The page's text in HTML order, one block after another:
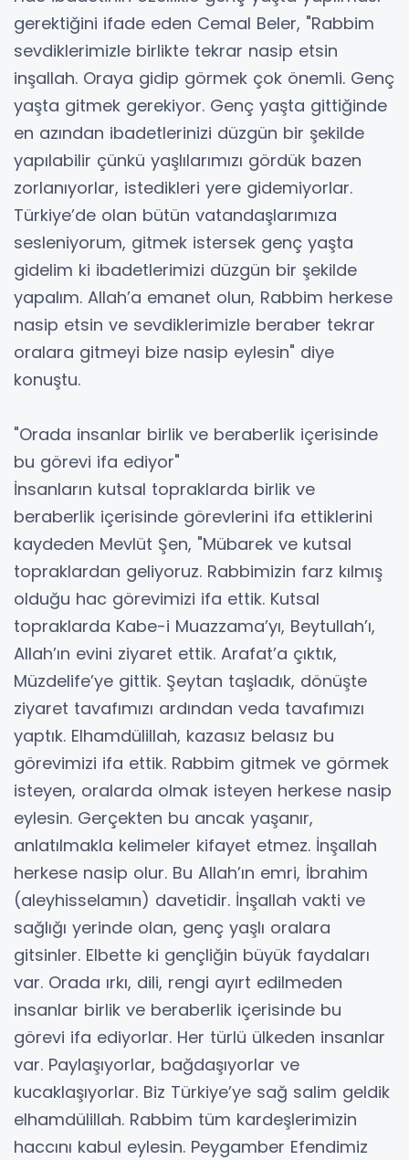
gerektiğini ifade eden Cemal Beler, "Rabbim
sevdiklerimizle birlikte tekrar nasip etsin
inşallah. Oraya gidip görmek çok önemli. Genç
yaşta gitmek gerekiyor. Genç yaşta gittiğinde
en azından ibadetlerinizi düzgün bir şekilde
yapılabilir çünkü yaşlılarımızı gördük bazen
zorlanıyorlar, istedikleri yere gidemiyorlar.
Türkiye’de olan bütün vatandaşlarımıza
sesleniyorum, gitmek istersek genç yaşta
gidelim ki ibadetlerimizi düzgün bir şekilde
yapalım. Allah’a emanet olun, Rabbim herkese
nasip etsin ve sevdiklerimizle beraber tekrar
oralara gitmeyi bize nasip eylesin" diye
konuştu.
"Orada insanlar birlik ve beraberlik içerisinde
bu görevi ifa ediyor"
İnsanların kutsal topraklarda birlik ve
beraberlik içerisinde görevlerini ifa ettiklerini
kaydeden Mevlüt Şen, "Mübarek ve kutsal
topraklardan geliyoruz. Rabbimizin farz kılmış
olduğu hac görevimizi ifa ettik. Kutsal
topraklarda Kabe-i Muazzama’yı, Beytullah’ı,
Allah’ın evini ziyaret ettik. Arafat’a çıktık,
Müzdelife’ye gittik. Şeytan taşladık, dönüşte
ziyaret tavafımızı ardından veda tavafımızı
yaptık. Elhamdülillah, kazasız belasız bu
görevimizi ifa ettik. Rabbim gitmek ve görmek
isteyen, oralarda olmak isteyen herkese nasip
eylesin. Gerçekten bu ancak yaşanır,
anlatılmakla kelimeler kifayet etmez. İnşallah
herkese nasip olur. Bu Allah’ın emri, İbrahim
(aleyhisselamın) davetidir. İnşallah vakti ve
sağlığı yerinde olan, genç yaşlı oralara
gitsinler. Elbette ki gençliğin büyük faydaları
var. Orada ırkı, dili, rengi ayırt edilmeden
insanlar birlik ve beraberlik içerisinde bu
görevi ifa ediyorlar. Her türlü ülkeden insanlar
var. Paylaşıyorlar, bağdaşıyorlar ve
kucaklaşıyorlar. Biz Türkiye’ye sağ salim geldik
elhamdülillah. Rabbim tüm kardeşlerimizin
haccını kabul eylesin. Peygamber Efendimiz